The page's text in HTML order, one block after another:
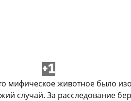
+1
мифическое животное было
случай. За расследование